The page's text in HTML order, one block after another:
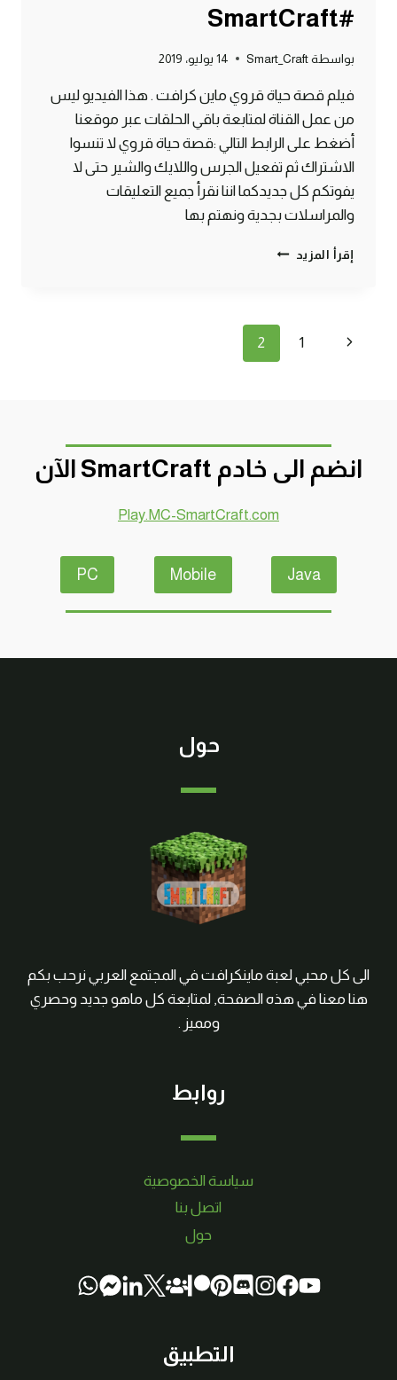
#SmartCraft
بواسطة Smart_Craft 14 يوليو، 2019
فيلم قصة حياة قروي ماين كرافت . هذا الفيديو ليس
من عمل القناة لمتابعة باقي الحلقات عبر موقعنا
أضغط على الرابط التالي :قصة حياة قروي لا تنسوا
الاشتراك ثم تفعيل الجرس واللايك والشير حتى لا
يفوتكم كل جديدكما اننا نقرأ جميع التعليقات
والمراسلات بجدية ونهتم بها
إقرأ المزيد مسلسل
الحلقة
الأولى
تنقل
الصفحة
1
2
انضم الى خادم SmartCraft الآن
Play.MC-SmartCraft.com
Java
Mobile
PC
حول
الى كل محبي لعبة ماينكرافت في المجتمع العربي نرحب بكم
هنا معنا في هذه الصفحة, لمتابعة كل ماهو جديد وحصري
ومميز .
روابط
سياسة الخصوصية
اتصل بنا
حول
التطبيق